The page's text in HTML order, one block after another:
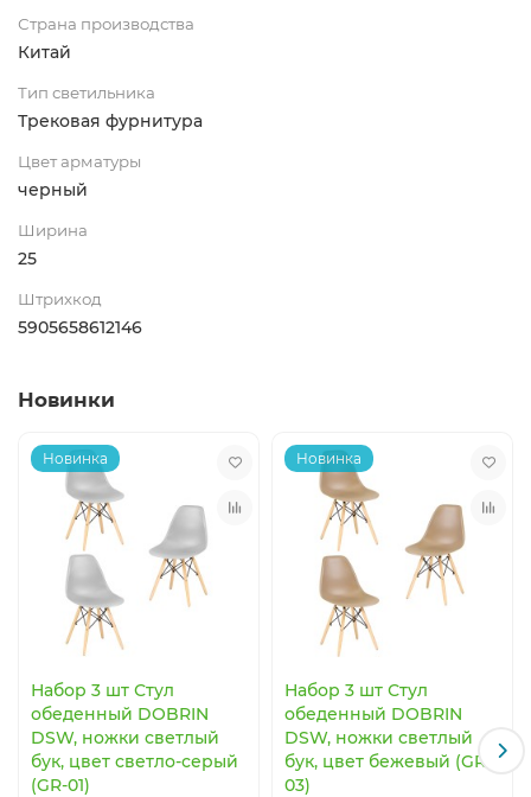
Страна производства
Китай
Тип светильника
Трековая фурнитура
Цвет арматуры
черный
Ширина
25
Штрихкод
5905658612146
Новинки
Новинка
Набор 3 шт Стул
обеденный DOBRIN
DSW, ножки светлый
бук, цвет светло-серый
(GR-01)
Новинка
Набор 3 шт Стул
обеденный DOBRIN
DSW, ножки светлый
бук, цвет бежевый (GR-
03)